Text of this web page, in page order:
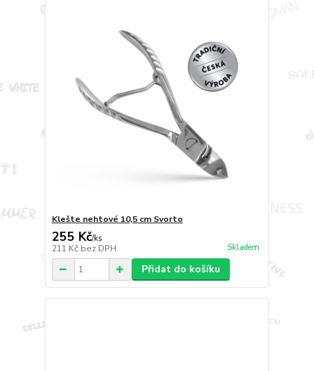
Klešte nehtové 10,5 cm Svorto
255 Kč/ks
211 Kč bez DPH Skladem
Přidat do košíku